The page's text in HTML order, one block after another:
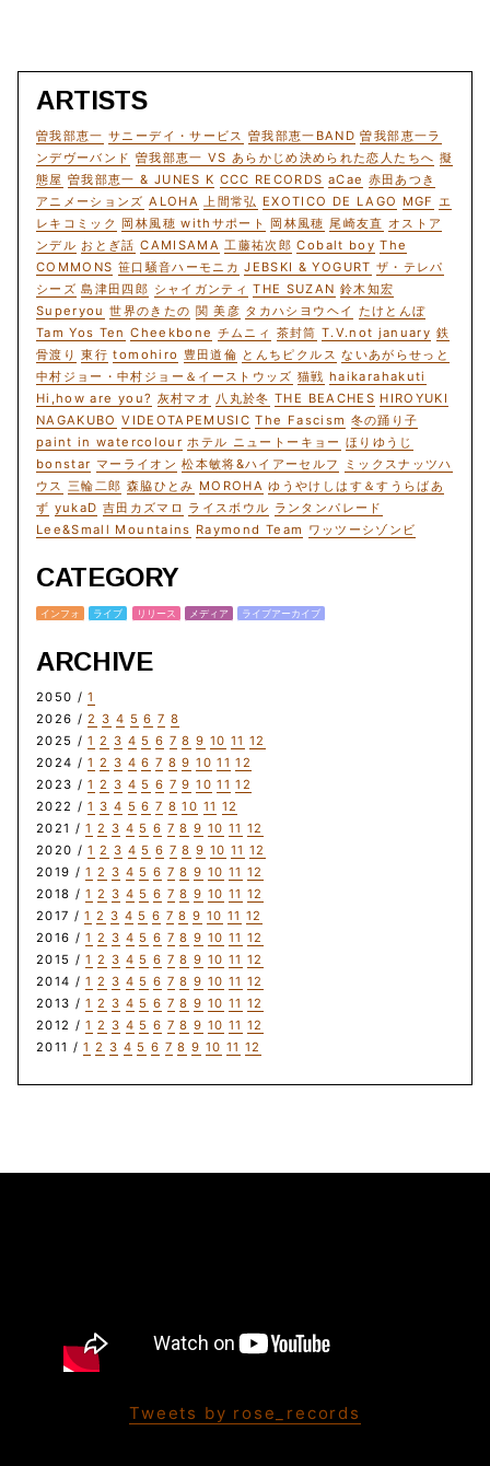
ARTISTS
曽我部恵一 サニーデイ・サービス 曽我部恵一BAND 曽我部恵一ラ
ンデヴーバンド 曽我部恵一 VS あらかじめ決められた恋人たちへ 擬
態屋 曽我部恵一 & JUNES K CCC RECORDS aCae 赤田あつき
アニメーションズ ALOHA 上間常弘 EXOTICO DE LAGO MGF エ
レキコミック 岡林風穂 withサポート 岡林風穂 尾崎友直 オストア
ンデル おとぎ話 CAMISAMA 工藤祐次郎 Cobalt boy The
COMMONS 笹口騒音ハーモニカ JEBSKI & YOGURT ザ・テレパ
シーズ 島津田四郎 シャイガンティ THE SUZAN 鈴木知宏
Superyou 世界のきたの 関 美彦 タカハシヨウヘイ たけとんぼ
Tam Yos Ten Cheekbone チムニィ 茶封筒 T.V.not january 鉄
骨渡り 東行 tomohiro 豊田道倫 とんちピクルス ないあがらせっと
中村ジョー・中村ジョー＆イーストウッズ 猫戦 haikarahakuti
Hi,how are you? 灰村マオ 八丸於冬 THE BEACHES HIROYUKI
NAGAKUBO VIDEOTAPEMUSIC The Fascism 冬の踊り子
paint in watercolour ホテル ニュートーキョー ほりゆうじ
bonstar マーライオン 松本敏将&ハイアーセルフ
ミックスナッツハ
ウス 三輪二郎 森脇ひとみ MOROHA ゆうやけしはす＆すうらばあ
ず yukaD 吉田カズマロ ライスボウル ランタンパレード
Lee&Small Mountains Raymond Team ワッツーシゾンビ
CATEGORY
インフォ ライブ リリース メディア ライブアーカイブ
ARCHIVE
2050 /1
2026 /2 3 4 5 6 7 8
2025 /1 2 3 4 5 6 7 8 9 10 11 12
2024 /1 2 3 4 6 7 8 9 10 11 12
2023 /1 2 3 4 5 6 7 9 10 11 12
2022 /1 3 4 5 6 7 8 10 11 12
2021 /1 2 3 4 5 6 7 8 9 10 11 12
2020 /1 2 3 4 5 6 7 8 9 10 11 12
2019 /1 2 3 4 5 6 7 8 9 10 11 12
2018 /1 2 3 4 5 6 7 8 9 10 11 12
2017 /1 2 3 4 5 6 7 8 9 10 11 12
2016 /1 2 3 4 5 6 7 8 9 10 11 12
2015 /1 2 3 4 5 6 7 8 9 10 11 12
2014 /1 2 3 4 5 6 7 8 9 10 11 12
2013 /1 2 3 4 5 6 7 8 9 10 11 12
2012 /1 2 3 4 5 6 7 8 9 10 11 12
2011 /1 2 3 4 5 6 7 8 9 10 11 12
Tweets by rose_records